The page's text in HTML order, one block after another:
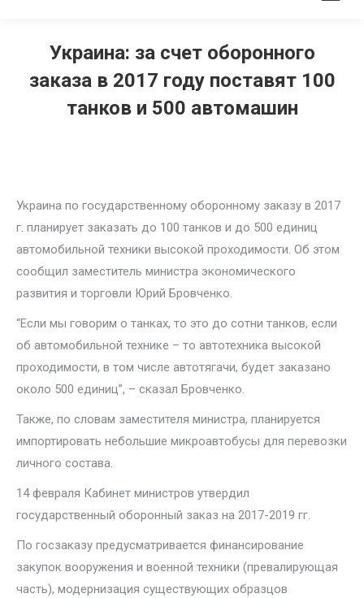
Украина: за счет оборонного
заказа в 2017 году поставят 100
танков и 500 автомашин
Украина по государственному оборонному заказу в 2017
г. планирует заказать до 100 танков и до 500 единиц
автомобильной техники высокой проходимости. Об этом
сообщил заместитель министра экономического
развития и торговли Юрий Бровченко.
“Если мы говорим о танках, то это до сотни танков, если
об автомобильной технике – то автотехника высокой
проходимости, в том числе автотягачи, будет заказано
около 500 единиц”, – сказал Бровченко.
Также, по словам заместителя министра, планируется
импортировать небольшие микроавтобусы для перевозки
личного состава.
14 февраля Кабинет министров утвердил
государственный оборонный заказ на 2017-2019 гг.
По госзаказу предусматривается финансирование
закупок вооружения и военной техники (превалирующая
часть), модернизация существующих образцов